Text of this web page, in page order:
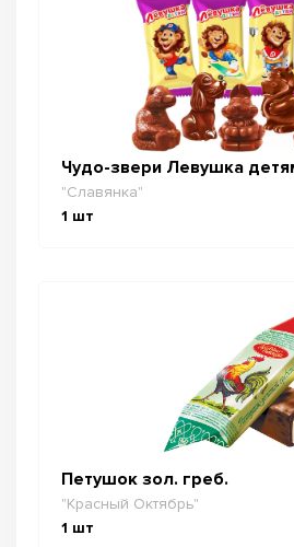
Чудо-звери Левушка
"Славянка"
1 шт
Петушок зол. греб.
"Красный Октябрь"
1 шт